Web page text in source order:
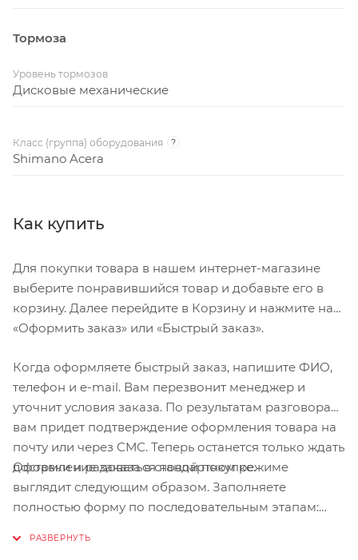
Тормоза
Уровень тормозов
Дисковые механические
Класс (группа) оборудования ?
Shimano Acera
Как купить
Для покупки товара в нашем интернет-магазине
выберите понравившийся товар и добавьте его в
корзину. Далее перейдите в Корзину и нажмите на
«Оформить заказ» или «Быстрый заказ».
Когда оформляете быстрый заказ, напишите ФИО,
телефон и e-mail. Вам перезвонит менеджер и
уточнит условия заказа. По результатам разговора
вам придет подтверждение оформления товара на
почту или через СМС. Теперь останется только ждать
доставки и радоваться новой покупке.
Оформление заказа в стандартном режиме
выглядит следующим образом. Заполняете
полностью форму по последовательным этапам: